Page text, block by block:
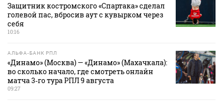
Защитник костромского «Спартака» сделал
голевой пас, вбросив аут с кувырком через
себя
10:16
АЛЬФА-БАНК РПЛ
«Динамо» (Москва) — «Динамо» (Махачкала):
во сколько начало, где смотреть онлайн
матча 3‑го тура РПЛ 9 августа
09:27